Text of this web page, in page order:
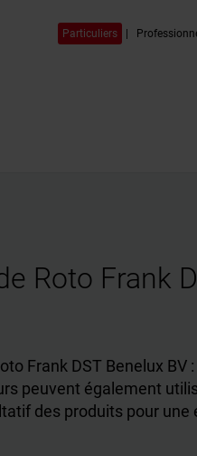
Particuliers
Roto Frank
Frank DST Benelux
peuvent également
des produits pour